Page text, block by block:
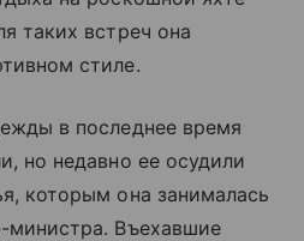
таких встреч она
стиле.
в последнее время
но недавно ее осудили
которым она занималась
министра. Въехавшие